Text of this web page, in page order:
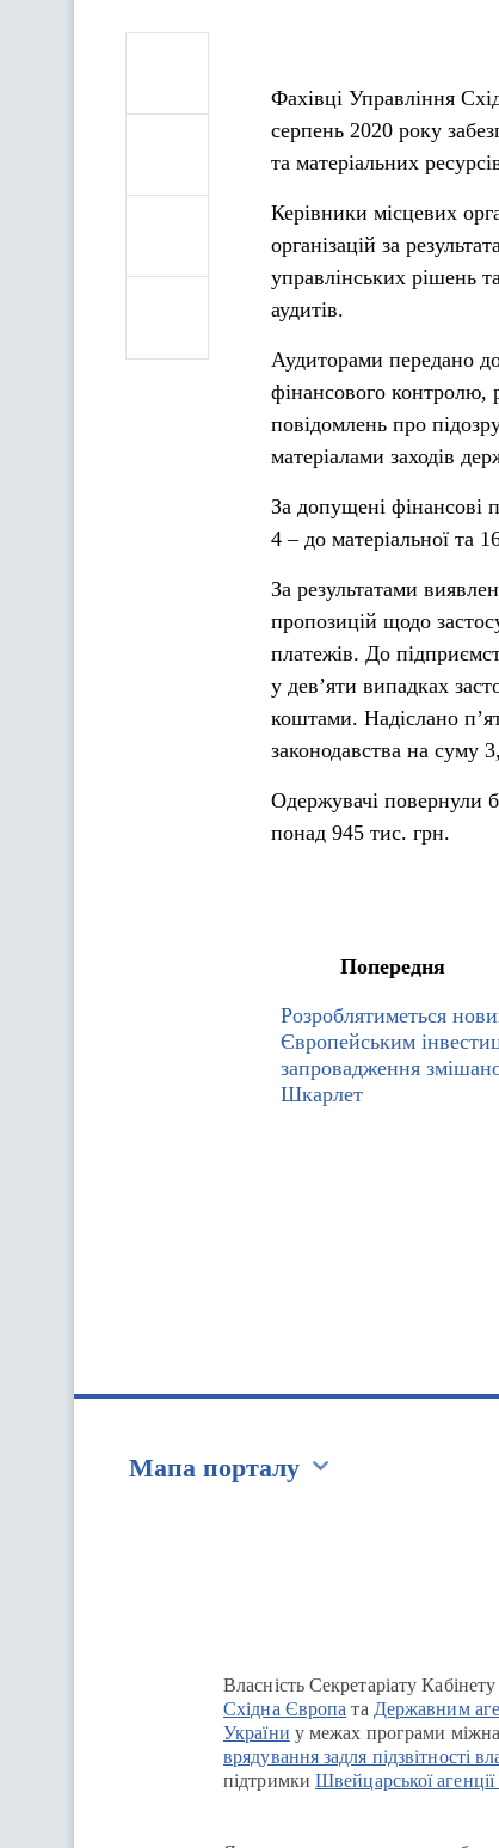
Фахівці Управління
серпень 2020 року
та матеріальних
Керівники місцевих
організацій за
управлінських рішень
аудитів.
Аудиторами передано
фінансового контролю,
повідомлень про
матеріалами заходів
За допущені фінансові
4 – до матеріальної та
За результатами
пропозицій щодо
платежів. До
у дев’яти випадках
коштами. Надіслано
законодавства на суму
Одержувачі повернули
понад 945 тис. грн.
Попередня
Розроблятиметься
Європейським
запровадження
Шкарлет
Мапа порталу
Власність Секретаріату
Східна Європа та Державним
України у межах програми
врядування задля підзвітності
підтримки Швейцарської